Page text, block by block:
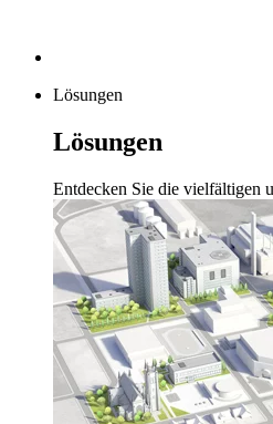
Lösungen
Lösungen
Entdecken Sie die vielfältigen